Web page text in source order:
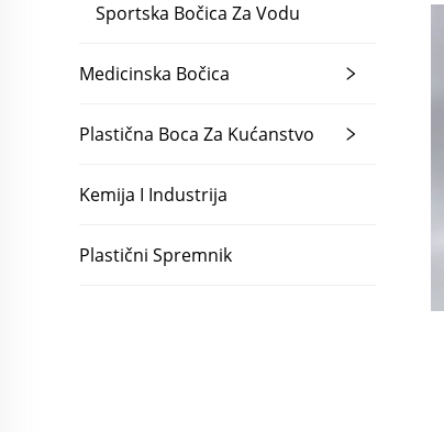
Sportska Bočica Za Vodu
Medicinska Bočica
Plastična Boca Za Kućanstvo
Kemija I Industrija
Plastični Spremnik